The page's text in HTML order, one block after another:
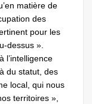
matière de
des
pour les
dessus ».
l’intelligence
du statut, des
local, qui nous
territoires »,